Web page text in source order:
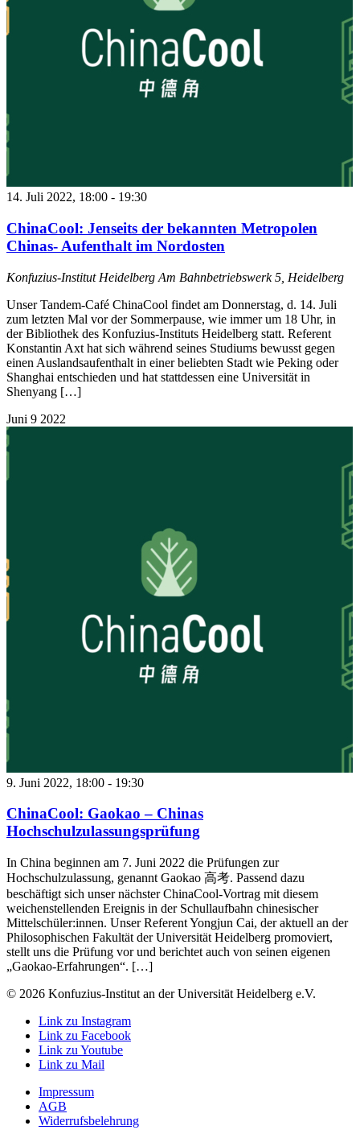
14. Juli 2022, 18:00 - 19:30
ChinaCool: Jenseits der bekannten Metropolen
Chinas- Aufenthalt im Nordosten
Konfuzius-Institut Heidelberg Am Bahnbetriebswerk 5, Heidelberg
Unser Tandem-Café ChinaCool findet am Donnerstag, d. 14. Juli
zum letzten Mal vor der Sommerpause, wie immer um 18 Uhr, in
der Bibliothek des Konfuzius-Instituts Heidelberg statt. Referent
Konstantin Axt hat sich während seines Studiums bewusst gegen
einen Auslandsaufenthalt in einer beliebten Stadt wie Peking oder
Shanghai entschieden und hat stattdessen eine Universität in
Shenyang […]
Juni 9 2022
9. Juni 2022, 18:00 - 19:30
ChinaCool: Gaokao – Chinas
Hochschulzulassungsprüfung
In China beginnen am 7. Juni 2022 die Prüfungen zur
Hochschulzulassung, genannt Gaokao 高考. Passend dazu
beschäftigt sich unser nächster ChinaCool-Vortrag mit diesem
weichenstellenden Ereignis in der Schullaufbahn chinesischer
Mittelschüler:innen. Unser Referent Yongjun Cai, der aktuell an der
Philosophischen Fakultät der Universität Heidelberg promoviert,
stellt uns die Prüfung vor und berichtet auch von seinen eigenen
„Gaokao-Erfahrungen“. […]
© 2026 Konfuzius-Institut an der Universität Heidelberg e.V.
Link zu Instagram
Link zu Facebook
Link zu Youtube
Link zu Mail
Impressum
AGB
Widerrufsbelehrung